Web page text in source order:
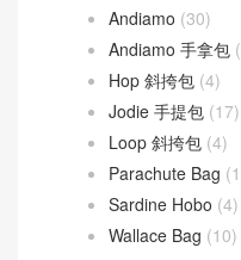
文章類目
(594)
Andiamo(30)